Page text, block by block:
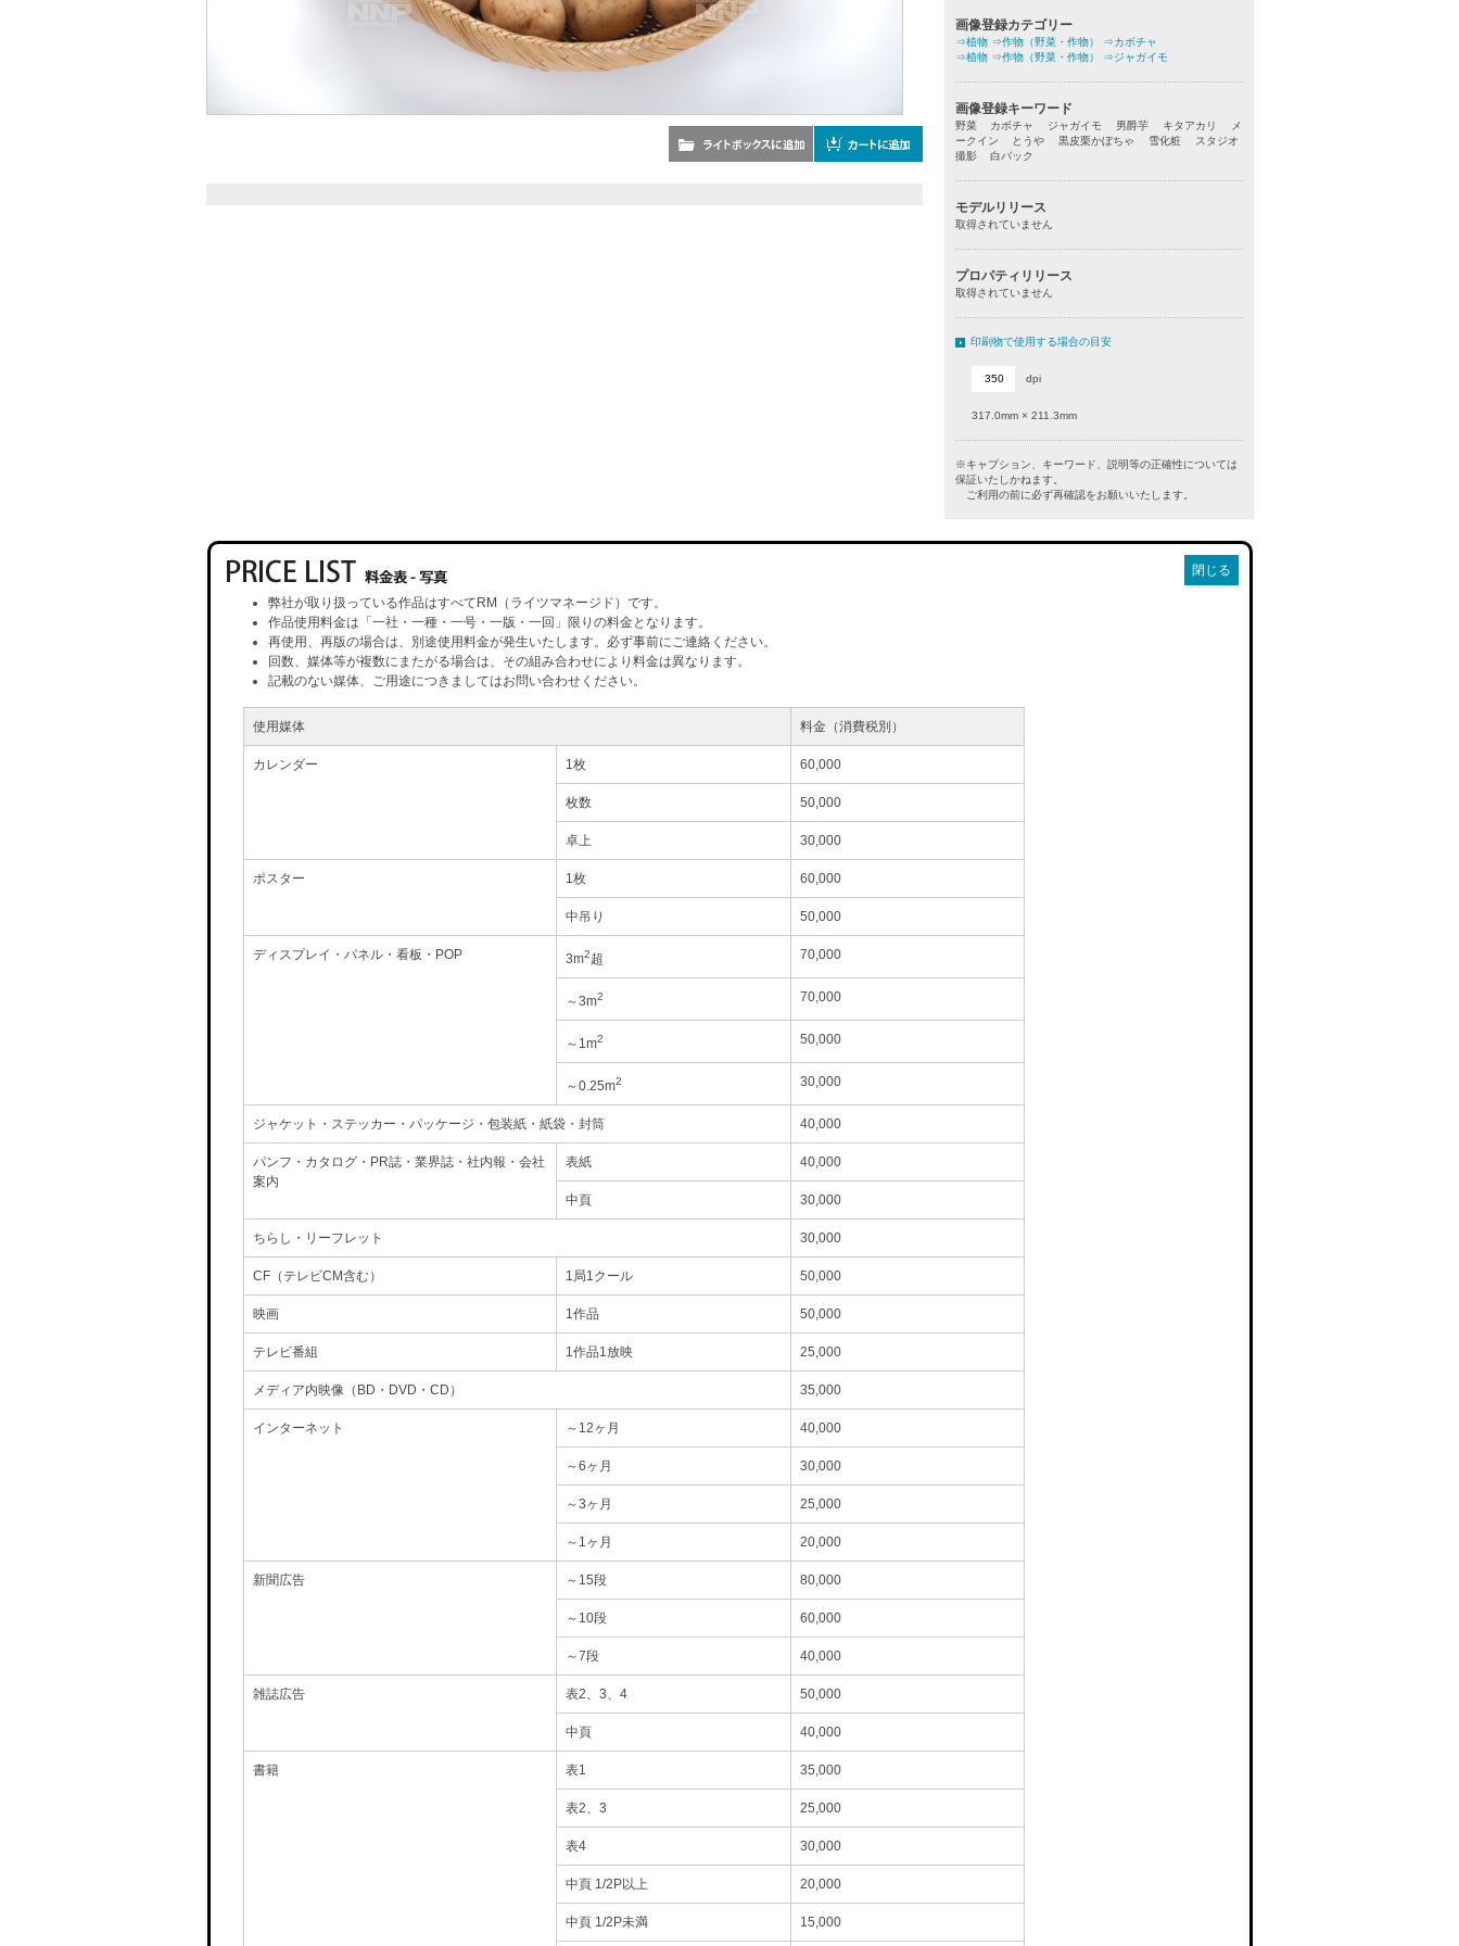
画像登録カテゴリー
⇒植物 ⇒作物（野菜・作物）
⇒カボチャ
⇒植物 ⇒作物（野菜・作物） ⇒ジャガイモ
画像登録キーワード
野菜 カボチャ ジャガイモ 男爵芋 キタアカリ メ
ークイン とうや 黒皮栗かぼちゃ 雪化粧 スタジオ
撮影 白バック
モデルリリース
取得されていません
プロパティリリース
取得されていません
印刷物で使用する場合の目安
dpi
317.0mm × 211.3mm
※キャプション、キーワード、説明等の正確性については
保証いたしかねます。
ご利用の前に必ず再確認をお願いいたします。
閉じる
弊社が取り扱っている作品はすべてRM（ライツマネージド）です。
作品使用料金は「一社・一種・一号・一版・一回」限りの料金となります。
再使用、再版の場合は、別途使用料金が発生いたします。必ず事前にご連絡ください。
回数、媒体等が複数にまたがる場合は、その組み合わせにより料金は異なります。
記載のない媒体、ご用途につきましてはお問い合わせください。
使用媒体 料金（消費税別）
カレンダー 1枚 60,000
枚数 50,000
卓上 30,000
ポスター 1枚 60,000
中吊り 50,000
ディスプレイ・パネル・看板・POP 3m2超 70,000
～3m2 70,000
～1m2 50,000
～0.25m2 30,000
ジャケット・ステッカー・パッケージ・包装紙・紙袋・封筒 40,000
パンフ・カタログ・PR誌・業界誌・社内報・会社
案内
表紙 40,000
中頁 30,000
ちらし・リーフレット 30,000
CF（テレビCM含む） 1局1クール 50,000
映画 1作品 50,000
テレビ番組 1作品1放映 25,000
メディア内映像（BD・DVD・CD） 35,000
インターネット ～12ヶ月 40,000
～6ヶ月 30,000
～3ヶ月 25,000
～1ヶ月 20,000
新聞広告 ～15段 80,000
～10段 60,000
～7段 40,000
雑誌広告 表2、3、4 50,000
中頁 40,000
書籍 表1 35,000
表2、3 25,000
表4 30,000
中頁 1/2P以上 20,000
中頁 1/2P未満 15,000